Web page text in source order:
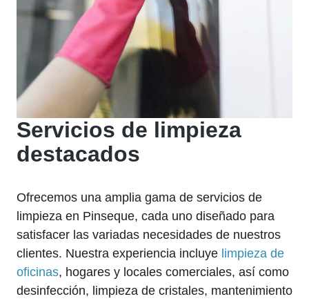
Servicios de limpieza
destacados
Ofrecemos una amplia gama de servicios de
limpieza en Pinseque, cada uno diseñado para
satisfacer las variadas necesidades de nuestros
clientes. Nuestra experiencia incluye limpieza de
oficinas, hogares y locales comerciales, así como
desinfección, limpieza de cristales, mantenimiento